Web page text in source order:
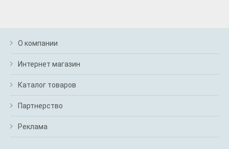
О компании
Интернет магазин
Каталог товаров
Партнерство
Реклама